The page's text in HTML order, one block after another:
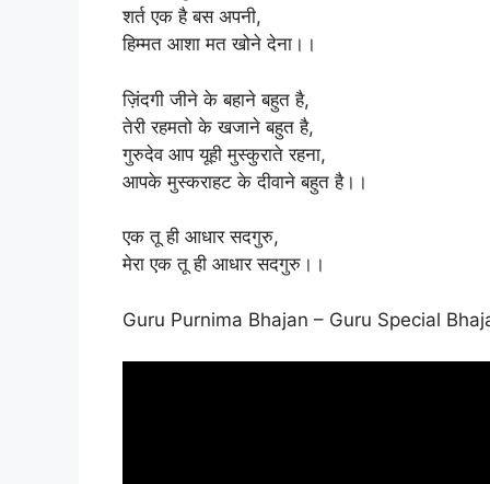
शर्त एक है बस अपनी,
हिम्मत आशा मत खोने देना।।
ज़िंदगी जीने के बहाने बहुत है,
तेरी रहमतो के खजाने बहुत है,
गुरुदेव आप यूही मुस्कुराते रहना,
आपके मुस्कराहट के दीवाने बहुत है।।
एक तू ही आधार सदगुरु,
मेरा एक तू ही आधार सदगुरु।।
Guru Purnima Bhajan – Guru Special